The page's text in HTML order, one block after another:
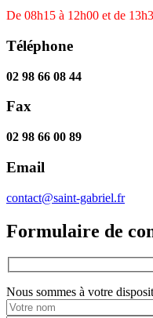
De 08h15 à 12h00 et de
Téléphone
02 98 66 08 44
Fax
02 98 66 00 89
Email
contact@saint-gabriel.fr
Formulaire de
Nous sommes à votre